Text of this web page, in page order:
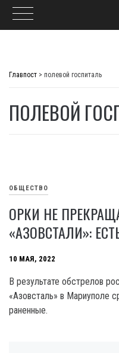
Главпост > полевой госпиталь
ПОЛЕВОЙ
ОБЩЕСТВО
ОРКИ НЕ
«АЗОВСТАЛИ»:
10 МАЯ, 2022
В результате обстрелов
«Азовсталь» в Мариуполе
раненные.